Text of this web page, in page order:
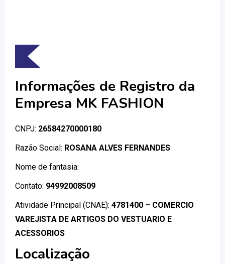
Informações de Registro da
Empresa MK FASHION
CNPJ: 26584270000180
Razão Social: ROSANA ALVES FERNANDES
Nome de fantasia:
Contato: 94992008509
Atividade Principal (CNAE): 4781400 – COMERCIO
VAREJISTA DE ARTIGOS DO VESTUARIO E
ACESSORIOS
Localização